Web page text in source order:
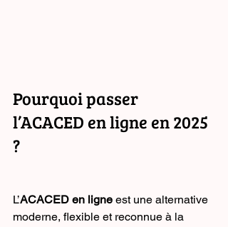
Pourquoi passer
l’ACACED en ligne en 2025
?
L’ACACED en ligne est une alternative
moderne, flexible et reconnue à la